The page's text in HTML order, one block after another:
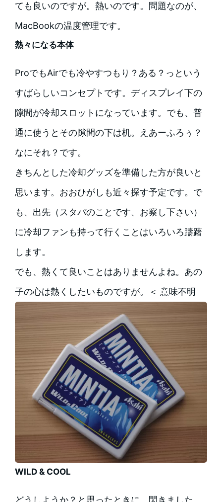
ても良いのですが。熱いのです。問題なのが、
MacBookの温度管理です。
熱々になる本体
ProでもAirでも冷やすつもり？ある？っという
すばらしいコンセプトです。ディスプレイ下の
隙間が冷却スロットになっています。でも、普
通に使うとその隙間の下は机。えあーふろぅ？
なにそれ？です。
きちんとした冷却グッズを準備した方が良いと
思います。おおひがしも近々探す予定です。で
も、出先（スタバのことです、お察し下さい）
に冷却ファンも持って行くことはいろいろ躊躇
します。
でも、熱くて良いことはありませんよね。あの
子の心は熱くしたいものですが。＜ 意味不明
WILD & COOL
どうしようか？と思ったときに、閃きました。